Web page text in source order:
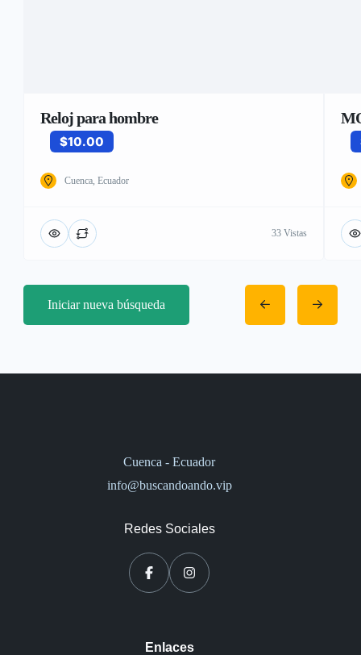
Reloj para hombre
$10.00
Cuenca, Ecuador
33 Vistas
Iniciar nueva búsqueda
Cuenca - Ecuador
info@buscandoando.vip
Redes Sociales
Enlaces